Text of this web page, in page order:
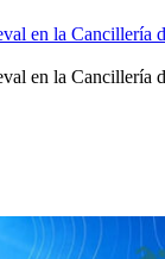
en la Cancillería
en la Cancillería